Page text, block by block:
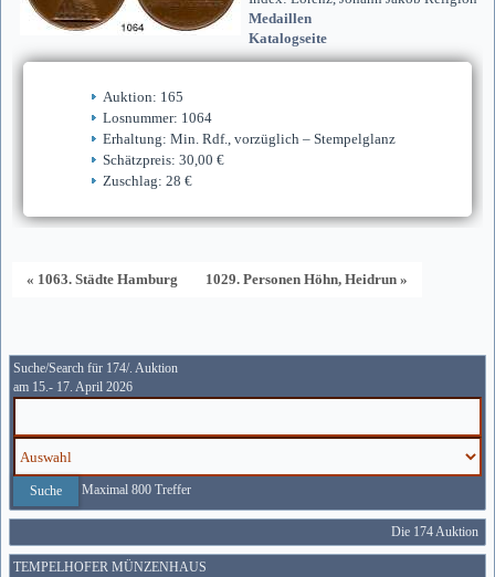
Medaillen
Katalogseite
Auktion: 165
Losnummer: 1064
Erhaltung: Min. Rdf., vorzüglich – Stempelglanz
Schätzpreis: 30,00 €
Zuschlag: 28 €
« 1063. Städte Hamburg 1029. Personen Höhn, Heidrun »
Suche/Search für 174/. Auktion
am 15.- 17. April 2026
Maximal 800 Treffer
Die 174 Auktion
TEMPELHOFER MÜNZENHAUS